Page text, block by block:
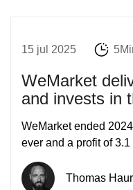
15 jul 2025
WeMarket
and invests in
WeMarket ended
ever and a profit of
Thomas